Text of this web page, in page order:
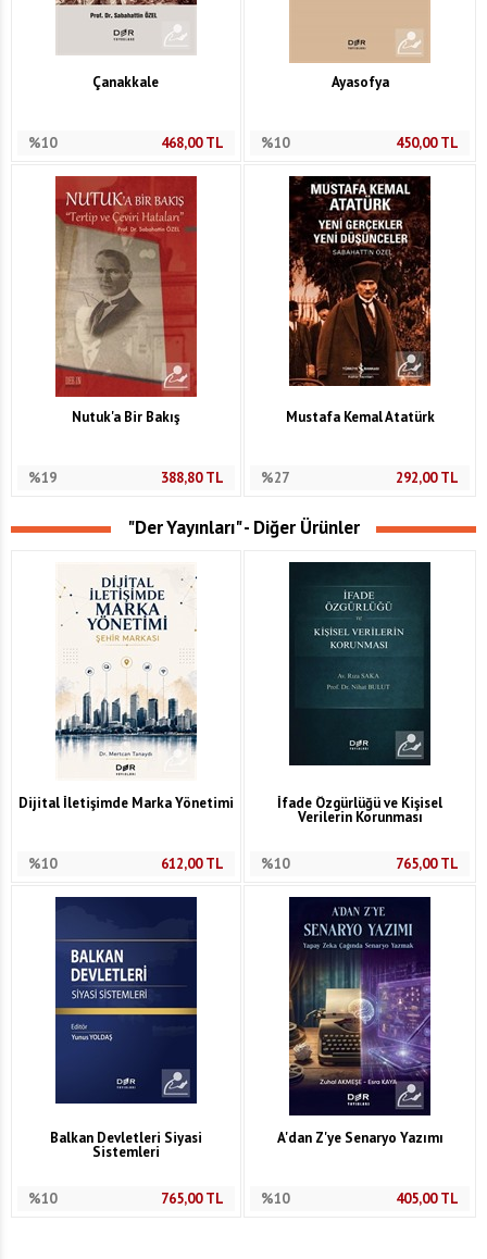
Çanakkale
%10 468,00TL
Ayasofya
%10 450,00TL
Nutuk'a Bir Bakış
%19 388,80TL
Mustafa Kemal Atatürk
%27 292,00TL
"Der Yayınları" - Diğer Ürünler
Dijital İletişimde Marka Yönetimi
%10 612,00TL
İfade Özgürlüğü ve Kişisel
Verilerin Korunması
%10 765,00TL
Balkan Devletleri Siyasi
Sistemleri
%10 765,00TL
A'dan Z'ye Senaryo Yazımı
%10 405,00TL